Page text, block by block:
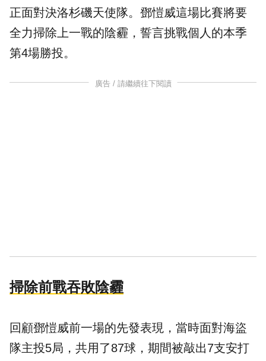
正面對決洛杉磯天使隊。鄧愷威這場比賽將要
全力掃除上一戰的陰霾，誓言挑戰個人的本季
第4場勝投。
廣告 / 請繼續往下閱讀
掃除前戰吞敗陰霾
回顧鄧愷威前一場的先發表現，當時面對海盜
隊主投5局，共用了87球，期間被敲出7支安打